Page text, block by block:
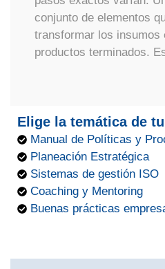
conjunto de elementos
transformar los insumos
productos terminados.
Elige la temática de
Manual de Políticas y
Planeación Estratégica
Sistemas de gestión ISO
Coaching y Mentoring
Buenas prácticas